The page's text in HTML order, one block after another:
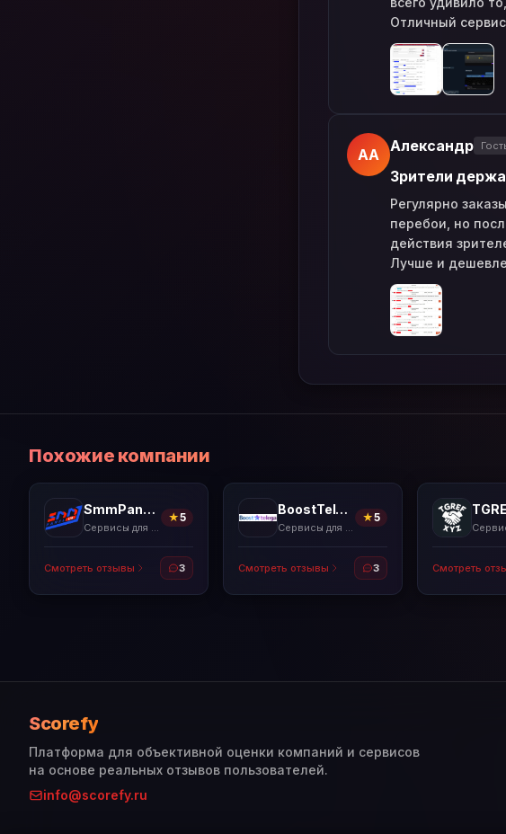
Отличный
АА Александр
Зрители
Регулярно
перебои, но
действия
Лучше и
Похожие компании
SmmPanelUS
Сервисы для накрутки
★5
Смотреть отзывы 3
BoostTelega
Сервисы для накрутки
★5
Смотреть отзывы 3 Смотреть
Scorefy
Платформа для объективной оценки компаний и сервисов
на основе реальных отзывов пользователей.
info@scorefy.ru